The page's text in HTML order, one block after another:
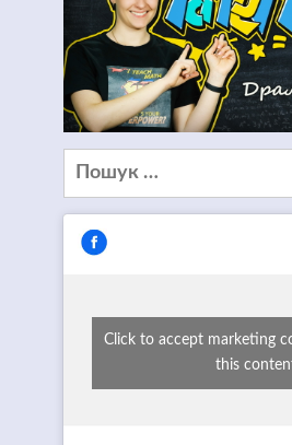
Пошук:
Click to accept marketing
this